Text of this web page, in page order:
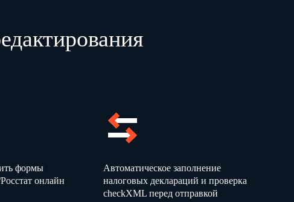
формы
онлайн
Автоматическое заполнение
налоговых деклараций и проверка
checkXML перед отправкой